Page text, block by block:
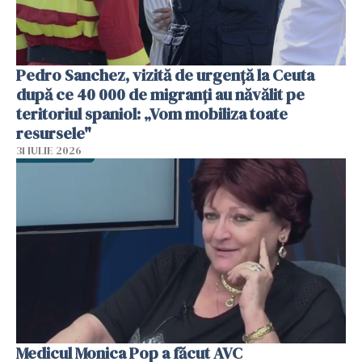
Pedro Sanchez, vizită de urgență la Ceuta
după ce 40 000 de migranți au năvălit pe
teritoriul spaniol: „Vom mobiliza toate
resursele"
31 IULIE 2026
Medicul Monica Pop a făcut AVC